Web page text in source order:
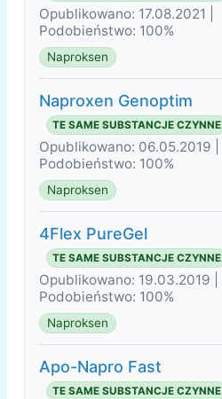
Opublikowano: 17.08.2021 |
Podobieństwo: 100%
Naproksen
Naproxen Genoptim
TE SAME SUBSTANCJE CZYNNE
Opublikowano: 06.05.2019 |
Podobieństwo: 100%
Naproksen
4Flex PureGel
TE SAME SUBSTANCJE CZYNNE
Opublikowano: 19.03.2019 |
Podobieństwo: 100%
Naproksen
Apo-Napro Fast
TE SAME SUBSTANCJE CZYNNE